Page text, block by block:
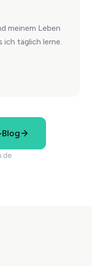
meinem Leben
täglich lerne.